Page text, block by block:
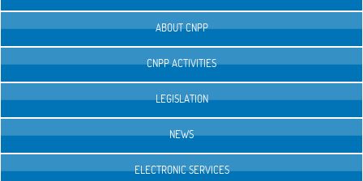
ABOUT CNPP
CNPP ACTIVITIES
LEGISLATION
NEWS
ELECTRONIC SERVICES